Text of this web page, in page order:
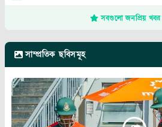
সবগুলো জনপ্রিয়
সাম্প্রতিক ছবিসমূহ